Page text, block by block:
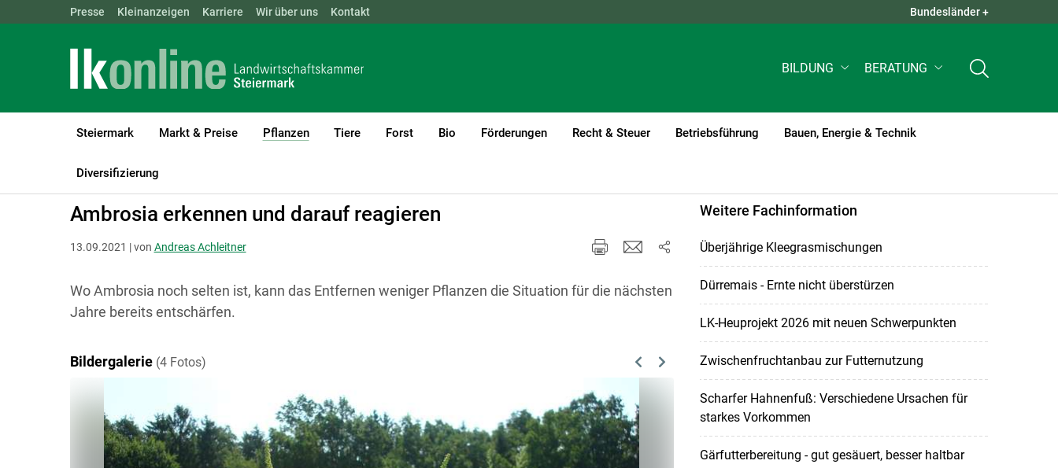
Landwirtschaftskammern: ÖSTERREICH BGLD KTN NÖ QUICK LINKS +
Presse Kleinanzeigen Karriere Wir über uns Kontakt Bundesländer +
BILDUNG BERATUNG
Steiermark Markt & Preise Pflanzen
(current)1
Tiere Forst Bio Förderungen Recht & Steuer Betriebsführung Bauen, Energie & Technik
Diversifizierung
LK Steiermark Pflanzen
Ambrosia erkennen und ­darauf reagieren
13.09.2021 | von Andreas Achleitner
Wo Ambrosia noch selten ist, kann das Entfernen weniger Pflanzen die Situation für die nächsten
Jahre bereits entschärfen.
Bildergalerie (4 Fotos) Previous
Next
Weitere Fachinformation
Überjährige Kleegrasmischungen
Dürremais - Ernte nicht überstürzen
LK-Heuprojekt 2026 mit neuen Schwerpunkten
Zwischenfruchtanbau zur Futternutzung
Scharfer Hahnenfuß: Verschiedene Ursachen für
starkes Vorkommen
Gärfutterbereitung - gut gesäuert, besser haltbar